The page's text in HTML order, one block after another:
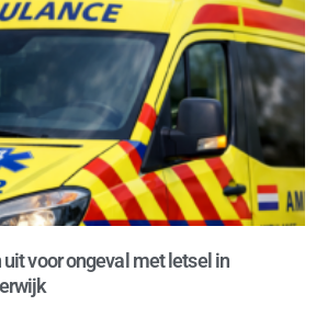
voor ongeval met letsel in